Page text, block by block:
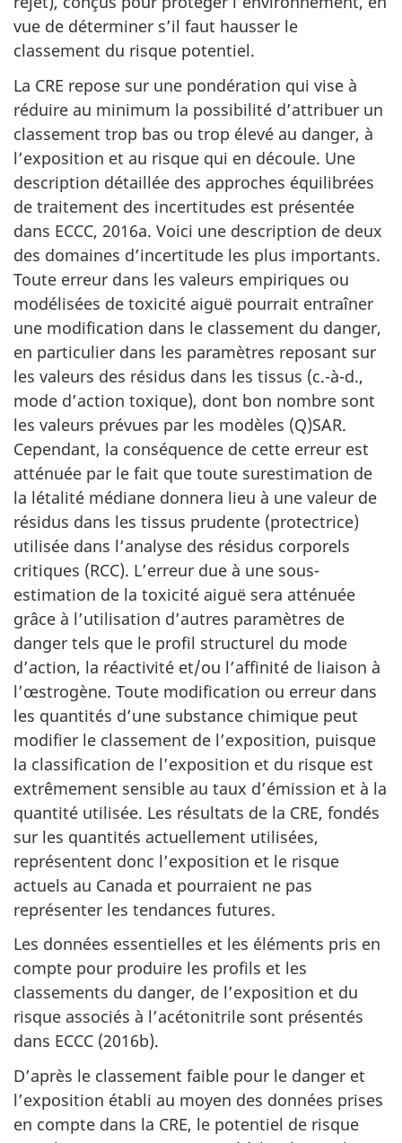
vue de déterminer s’il faut hausser le
classement du risque potentiel.
La CRE repose sur une pondération qui vise à
réduire au minimum la possibilité d’attribuer un
classement trop bas ou trop élevé au danger, à
l’exposition et au risque qui en découle. Une
description détaillée des approches équilibrées
de traitement des incertitudes est présentée
dans ECCC, 2016a. Voici une description de deux
des domaines d’incertitude les plus importants.
Toute erreur dans les valeurs empiriques ou
modélisées de toxicité aiguë pourrait entraîner
une modification dans le classement du danger,
en particulier dans les paramètres reposant sur
les valeurs des résidus dans les tissus (c.-à-d.,
mode d’action toxique), dont bon nombre sont
les valeurs prévues par les modèles (Q)SAR.
Cependant, la conséquence de cette erreur est
atténuée par le fait que toute surestimation de
la létalité médiane donnera lieu à une valeur de
résidus dans les tissus prudente (protectrice)
utilisée dans l’analyse des résidus corporels
critiques (RCC). L’erreur due à une sous-
estimation de la toxicité aiguë sera atténuée
grâce à l’utilisation d’autres paramètres de
danger tels que le profil structurel du mode
d’action, la réactivité et/ou l’affinité de liaison à
l’œstrogène. Toute modification ou erreur dans
les quantités d’une substance chimique peut
modifier le classement de l’exposition, puisque
la classification de l’exposition et du risque est
extrêmement sensible au taux d’émission et à la
quantité utilisée. Les résultats de la CRE, fondés
sur les quantités actuellement utilisées,
représentent donc l’exposition et le risque
actuels au Canada et pourraient ne pas
représenter les tendances futures.
Les données essentielles et les éléments pris en
compte pour produire les profils et les
classements du danger, de l’exposition et du
risque associés à l’acétonitrile sont présentés
dans ECCC (2016b).
D’après le classement faible pour le danger et
l’exposition établi au moyen des données prises
en compte dans la CRE, le potentiel de risque